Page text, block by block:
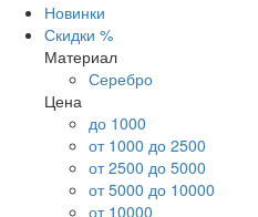
Новинки
Скидки %
Материал
Серебро
Цена
до 1000
от 1000 до 2500
от 2500 до 5000
от 5000 до 10000
от 10000